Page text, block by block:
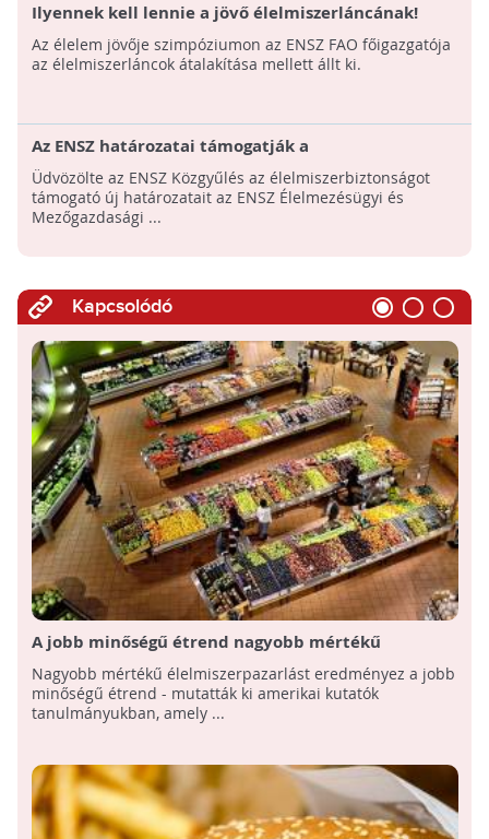
Ilyennek kell lennie a jövő élelmiszerláncának!
Az élelem jövője szimpóziumon az ENSZ FAO főigazgatója
az élelmiszerláncok átalakítása mellett állt ki.
Az ENSZ határozatai támogatják a
növényegészségügy és az élelmiszerbiztonság ügyét
Üdvözölte az ENSZ Közgyűlés az élelmiszerbiztonságot
támogató új határozatait az ENSZ Élelmezésügyi és
Mezőgazdasági ...
Kapcsolódó
A jobb minőségű étrend nagyobb mértékű
élelmiszerpazarlást eredményez
Nagyobb mértékű élelmiszerpazarlást eredményez a jobb
minőségű étrend - mutatták ki amerikai kutatók
tanulmányukban, amely ...